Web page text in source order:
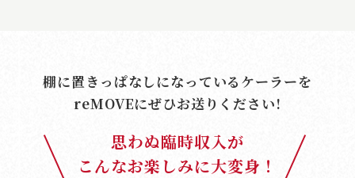
棚に置きっぱなしになっているケーラーを
reMOVEにぜひお送りください!
思わぬ臨時収入が
こんなお楽しみに大変身！